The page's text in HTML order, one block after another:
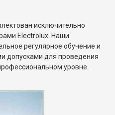
исключительно
Electrolux. Наши
регулярное обучение и
допусками для проведения
уровне.